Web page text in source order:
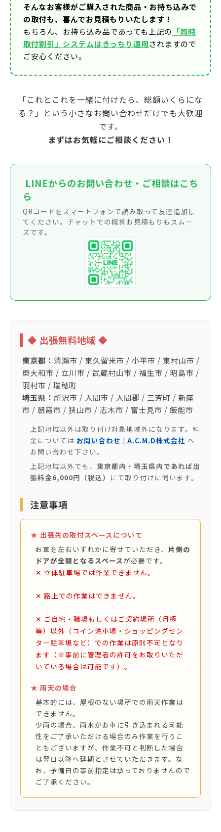
そんなお客様がご購入された商品・お持ち込みで
の取付も、喜んでお見積もりいたします！
もちろん、お持ち込み品であっても上記の 「同時
取付割引」システムはきっちり適用されますので
ご安心ください。
「これとこれを一緒に付けたら、総額いくらにな
る？」という小さなお問い合わせだけでも大歓迎
です。
まずはお気軽にご相談ください！
LINEからのお問い合わせ・ご相談はこち
ら
QRコードをスマートフォンで読み取って友達追加し
てください。チャットでの概算お見積もりもスムー
ズです。
◆ 出張無料地域 ◆
東京都： 清瀬市 / 東久留米市 / 小平市 / 東村山市 /
東大和市 / 立川市 / 武蔵村山市 / 福生市 / 昭島市 /
羽村市 / 瑞穂町
埼玉県： 所沢市 / 入間市 / 入間郡 / 三芳町 / 新座
市 / 朝霞市 / 狭山市 / 志木市 / 富士見市 / 飯能市
上記地域以外は取り付け対象地域外になります。料
金については お問い合わせ | A.C.M.D株式会社 へ
お問い合わせ下さい。
上記地域以外でも、 東京都内・埼玉県内であれば出
張料金6,000円（税込） にて取り付けに伺います。
注意事項
★ 出張先の取付スペースについて
お車を左右いずれかに寄せていただき、 片側の
ドアが全開となるスペース が必要です。
✕ 立体駐車場では作業できません。
✕ 路上での作業はできません。
✕ ご自宅・職場もしくはご契約場所（月極
等）以外（コイン洗車場・ショッピングセン
ター駐車場など）での作業は原則不可となり
ます（※事前に管理者の許可をお取りいただ
いている場合は可能です）。
★ 雨天の場合
基本的には、屋根のない場所での雨天作業は
できません。
少雨の場合、雨水がお車に引き込まれる可能
性をご了承いただける場合のみ作業を行うこ
ともございますが、作業不可と判断した場合
は翌日以降へ延期とさせていただきます。な
お、予備日の事前指定は承っておりませんので
ご了承ください。